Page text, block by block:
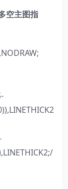
空主图指